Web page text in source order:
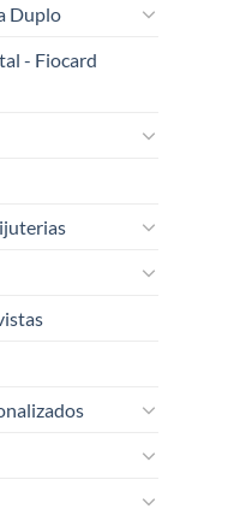
Duplo
- Fiocard